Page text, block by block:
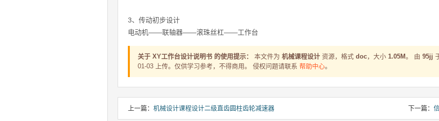
3、传动初步设计
电动机——联轴器——滚珠丝杠——工作台
关于 XY工作台设计说明书 的使用提示： 本文件为 机械课程设计 资源，格式 doc，大小 1.05M。 由 95jj
01-03 上传。仅供学习参考，不得商用。 侵权问题请联系 帮助中心。
上一篇： 机械设计课程设计二级直齿圆柱齿轮减速器 下一篇：